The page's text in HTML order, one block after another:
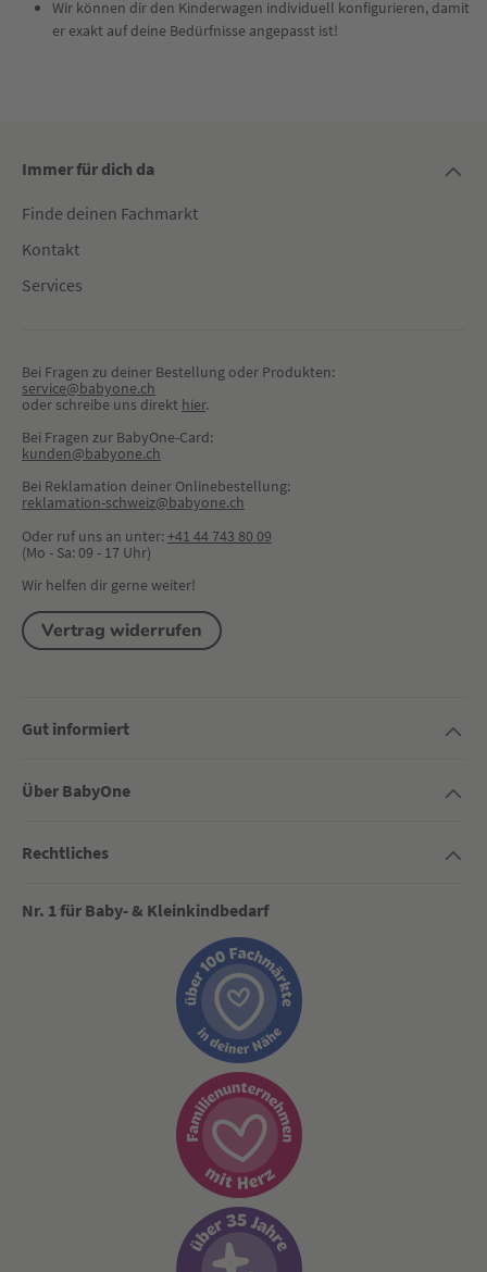
Wir können dir den Kinderwagen individuell konfigurieren, damit
er exakt auf deine Bedürfnisse angepasst ist!
Immer für dich da
Finde deinen Fachmarkt
Kontakt
Services
Bei Fragen zu deiner Bestellung oder Produkten:
service@babyone.ch
oder schreibe uns direkt hier.
Bei Fragen zur BabyOne-Card:
kunden@babyone.ch
Bei Reklamation deiner Onlinebestellung:
reklamation-schweiz@babyone.ch
Oder ruf uns an unter:+41 44 743 80 09
(Mo - Sa: 09 - 17 Uhr)
Wir helfen dir gerne weiter!
Vertrag widerrufen
Gut informiert
Über BabyOne
Rechtliches
Nr. 1 für Baby- & Kleinkindbedarf